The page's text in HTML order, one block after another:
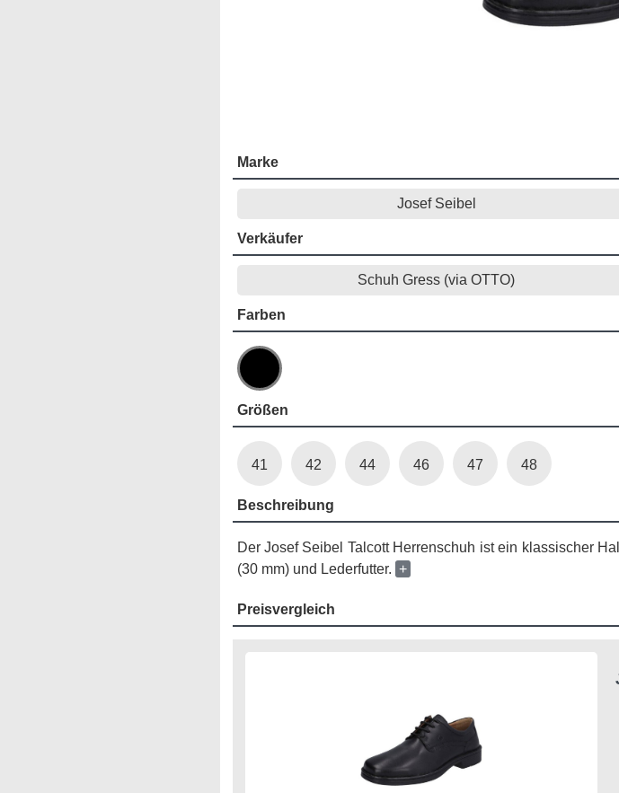
Marke
Josef Seibel
Verkäufer
Schuh Gress (via OTTO)
Farben
Größen
41 42 44 46 47 48
Beschreibung
Der Josef Seibel Talcott Herrenschuh ist ein klassischer
(30 mm) und Lederfutter. +
Preisvergleich